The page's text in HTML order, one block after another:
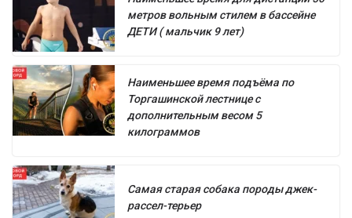
метров вольным стилем в бассейне
ДЕТИ ( мальчик 9 лет)
Наименьшее время подъёма по
Торгашинской лестнице с
дополнительным весом 5
килограммов
Самая старая собака породы джек-
рассел-терьер